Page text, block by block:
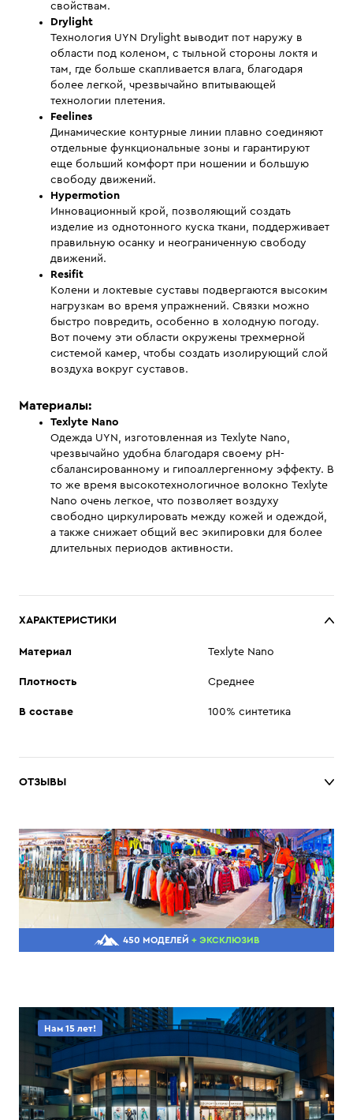
свойствам.
Drylight
Технология UYN Drylight выводит пот наружу в
области под коленом, с тыльной стороны локтя и
там, где больше скапливается влага, благодаря
более легкой, чрезвычайно впитывающей
технологии плетения.
Feelines
Динамические контурные линии плавно соединяют
отдельные функциональные зоны и гарантируют
еще больший комфорт при ношении и большую
свободу движений.
Hypermotion
Инновационный крой, позволяющий создать
изделие из однотонного куска ткани, поддерживает
правильную осанку и неограниченную свободу
движений.
Resifit
Колени и локтевые суставы подвергаются высоким
нагрузкам во время упражнений. Связки можно
быстро повредить, особенно в холодную погоду.
Вот почему эти области окружены трехмерной
системой камер, чтобы создать изолирующий слой
воздуха вокруг суставов.
Материалы:
Texlyte Nano
Одежда UYN, изготовленная из Texlyte Nano,
чрезвычайно удобна благодаря своему pH-
сбалансированному и гипоаллергенному эффекту. В
то же время высокотехнологичное волокно Texlyte
Nano очень легкое, что позволяет воздуху
свободно циркулировать между кожей и одеждой,
а также снижает общий вес экипировки для более
длительных периодов активности.
ХАРАКТЕРИСТИКИ
Материал Texlyte Nano
Плотность Среднее
В составе 100% синтетика
ОТЗЫВЫ
450 МОДЕЛЕЙ + ЭКСКЛЮЗИВ
Нам 15 лет!